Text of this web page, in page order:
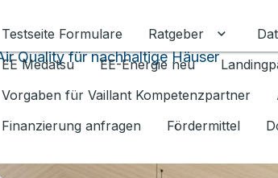
Testseite Formulare
Ratgeber
EE Medatsu
EE-Energie neu
Vorgaben für Vaillant Kompetenzpartner
Finanzierung anfragen
Fördermittel
Quality für nachhaltige Häuser